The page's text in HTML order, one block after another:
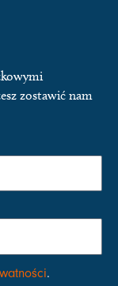
zostawić nam
.